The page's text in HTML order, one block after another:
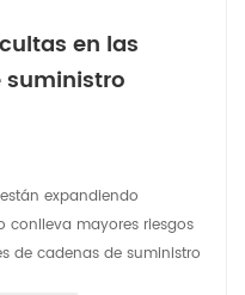
en las
suministro
expandiendo
conlleva mayores riesgos
de cadenas de suministro